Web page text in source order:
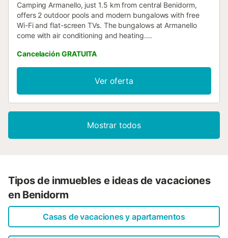
Camping Armanello, just 1.5 km from central Benidorm,
offers 2 outdoor pools and modern bungalows with free
Wi-Fi and flat-screen TVs. The bungalows at Armanello
come with air conditioning and heating....
Cancelación GRATUITA
Ver oferta
Mostrar todos
Tipos de inmuebles e ideas de vacaciones
en Benidorm
Casas de vacaciones y apartamentos